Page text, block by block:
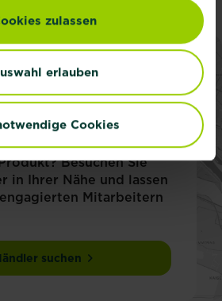
zulassen
erlauben
Cookies
Händler
spezielle
Oder einfach nur ein
Besuchen Sie
in Ihrer Nähe und lassen
Mitarbeitern
suchen